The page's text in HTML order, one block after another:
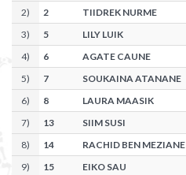
2) 2 TIIDREK NURME
3) 5 LILY LUIK
4) 6 AGATE CAUNE
5) 7 SOUKAINA ATANANE
6) 8 LAURA MAASIK
7) 13 SIIM SUSI
8) 14 RACHID BEN MEZIANE
9) 15 EIKO SAU